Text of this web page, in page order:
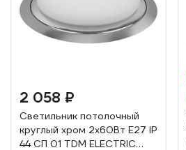
2 058 ₽
Светильник потолочный
круглый хром 2х60Вт E27 IP
44 СП 01 TDM ELECTRIC